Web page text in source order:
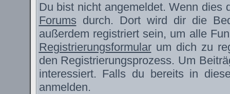
Du bist nicht angemeldet. Wenn
Forums durch. Dort wird dir die
außerdem registriert sein, um alle
Registrierungsformularum dich zu
den Registrierungsprozess. Um
interessiert. Falls du bereits in
anmelden.